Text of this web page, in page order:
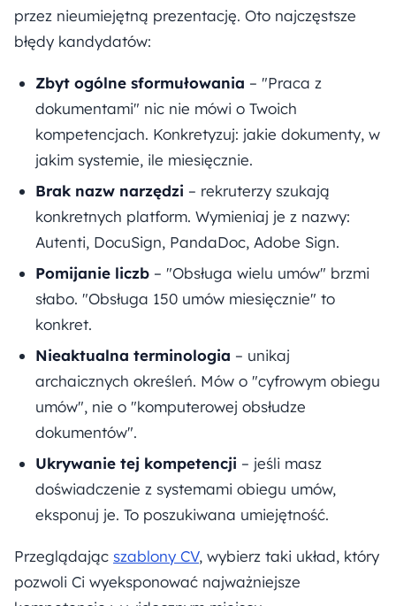
przez nieumiejętną prezentację. Oto najczęstsze
błędy kandydatów:
Zbyt ogólne sformułowania – "Praca z
dokumentami" nic nie mówi o Twoich
kompetencjach. Konkretyzuj: jakie dokumenty, w
jakim systemie, ile miesięcznie.
Brak nazw narzędzi – rekruterzy szukają
konkretnych platform. Wymieniaj je z nazwy:
Autenti, DocuSign, PandaDoc, Adobe Sign.
Pomijanie liczb – "Obsługa wielu umów" brzmi
słabo. "Obsługa 150 umów miesięcznie" to
konkret.
Nieaktualna terminologia – unikaj
archaicznych określeń. Mów o "cyfrowym obiegu
umów", nie o "komputerowej obsłudze
dokumentów".
Ukrywanie tej kompetencji – jeśli masz
doświadczenie z systemami obiegu umów,
eksponuj je. To poszukiwana umiejętność.
Przeglądając szablony CV, wybierz taki układ, który
pozwoli Ci wyeksponować najważniejsze